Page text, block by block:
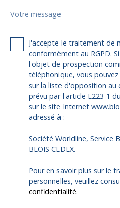
Votre message
J'accepte le traitement de
conformément au RGPD.
l'objet de prospection
téléphonique, vous
sur la liste d'opposition au
prévu par l'article L223-1
sur le site Internet
adressé à :
Société Worldline, Service
BLOIS CEDEX.
Pour en savoir plus sur le
personnelles, veuillez
confidentialité.